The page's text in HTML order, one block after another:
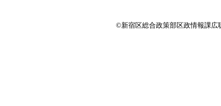
©新宿区総合政策部区政情報課